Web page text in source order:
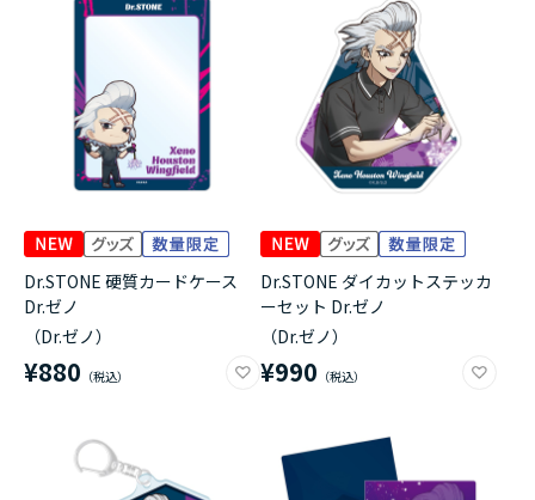
Dr.STONE 硬質カードケース
Dr.ゼノ
（Dr.ゼノ）
¥880
Dr.STONE ダイカットステッカ
ーセット Dr.ゼノ
（Dr.ゼノ）
¥990